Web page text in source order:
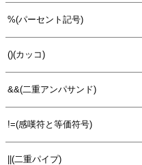
%(パーセント記号)
()(カッコ)
&&(二重アンパサンド)
!=(感嘆符と等価符号)
||(二重パイプ)